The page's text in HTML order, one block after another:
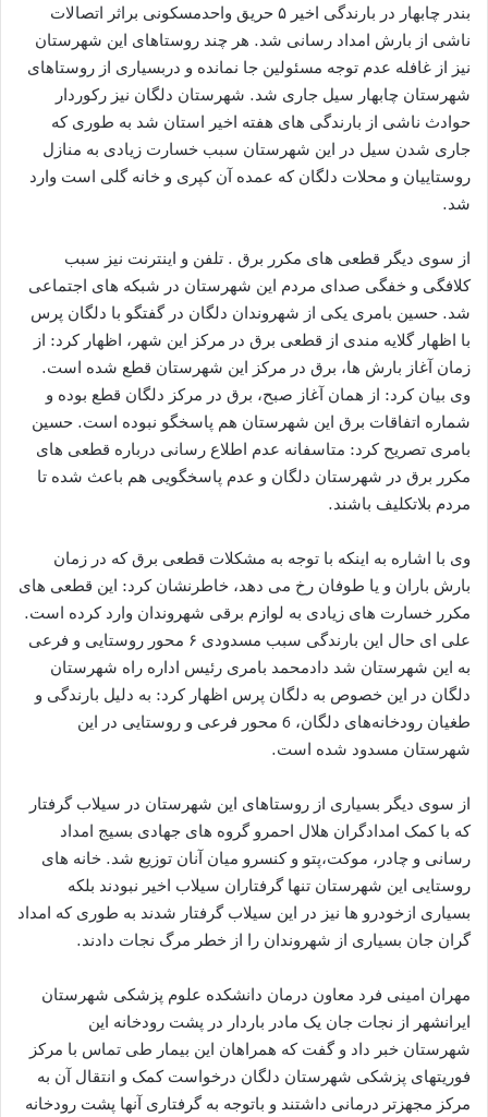
بندر چابهار در بارندگی اخیر ۵ حریق واحدمسکونی براثر اتصالات
ناشی از بارش امداد رسانی شد. هر چند روستاهای این شهرستان
نیز از غافله عدم توجه مسئولین جا نمانده و دربسیاری از روستاهای
شهرستان چابهار سیل جاری شد. شهرستان دلگان نیز رکوردار
حوادث ناشی از بارندگی های هفته اخیر استان شد به طوری که
جاری شدن سیل در این شهرستان سبب خسارت زیادی به منازل
روستاییان و محلات دلگان که عمده آن کپری و خانه گلی است وارد
شد.
از سوی دیگر قطعی های مکرر برق . تلفن و اینترنت نیز سبب
کلافگی و خفگی صدای مردم این شهرستان در شبکه های اجتماعی
شد. حسین بامری یکی از شهروندان دلگان در گفتگو با دلگان پرس
با اظهار گلایه مندی از قطعی برق در مرکز این شهر، اظهار کرد: از
زمان آغاز بارش ها، برق در مرکز این شهرستان قطع شده است.
وی بیان کرد: از همان آغاز صبح، برق در مرکز دلگان قطع بوده و
شماره اتفاقات برق این شهرستان هم پاسخگو نبوده است. حسین
بامری تصریح کرد: متاسفانه عدم اطلاع رسانی درباره قطعی های
مکرر برق در شهرستان دلگان و عدم پاسخگویی هم باعث شده تا
مردم بلاتکلیف باشند.
وی با اشاره به اینکه با توجه به مشکلات قطعی برق که در زمان
بارش باران و یا طوفان رخ می دهد، خاطرنشان کرد: این قطعی های
مکرر خسارت های زیادی به لوازم برقی شهروندان وارد کرده است.
علی ای حال این بارندگی سبب مسدودی ۶ محور روستایی و فرعی
به این شهرستان شد دادمحمد بامری رئیس اداره راه شهرستان
دلگان در این خصوص به دلگان پرس اظهار کرد: به دلیل بارندگی و
طغیان رودخانه‌های دلگان، 6 محور فرعی و روستایی در این
شهرستان مسدود شده است.
از سوی دیگر بسیاری از روستاهای این شهرستان در سیلاب گرفتار
که با کمک امدادگران هلال احمرو گروه های جهادی بسیج امداد
رسانی و چادر، موکت،پتو و کنسرو میان آنان توزیع شد. خانه های
روستایی این شهرستان تنها گرفتاران سیلاب اخیر نبودند بلکه
بسیاری ازخودرو ها نیز در این سیلاب گرفتار شدند به طوری که امداد
گران جان بسیاری از شهروندان را از خطر مرگ نجات دادند.
مهران امینی فرد معاون درمان دانشکده علوم پزشکی شهرستان
ایرانشهر از نجات جان یک مادر باردار در پشت رودخانه این
شهرستان خبر داد و گفت که همراهان این بیمار طی تماس با مرکز
فوریتهای پزشکی شهرستان دلگان درخواست کمک و انتقال آن به
مرکز مجهزتر درمانی داشتند و باتوجه به گرفتاری آنها پشت رودخانه